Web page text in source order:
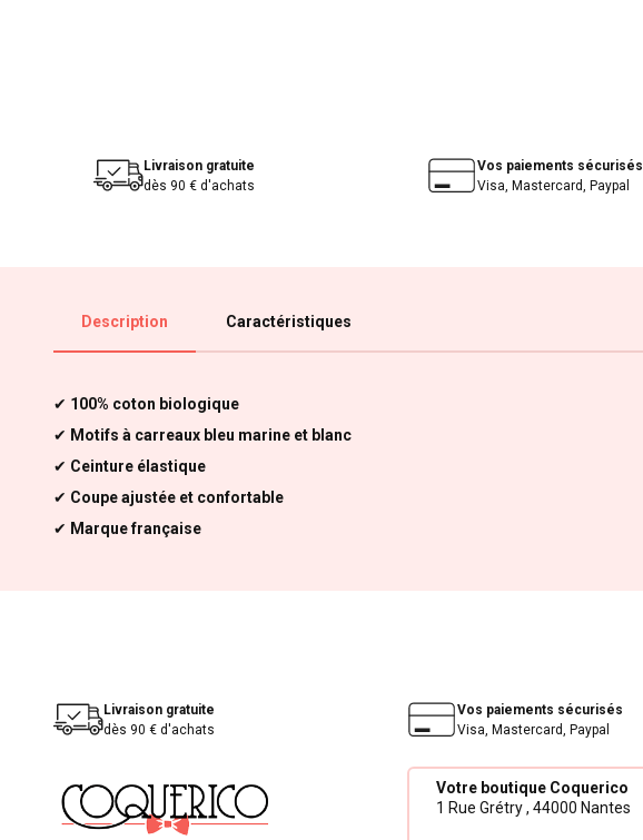
Livraison gratuite
dès 90 € d'achats
Vos paiements sécurisés
Visa, Mastercard, Paypal
Description Caractéristiques
✔ 100% coton biologique
✔ Motifs à carreaux bleu marine et blanc
✔ Ceinture élastique
✔ Coupe ajustée et confortable
✔ Marque française
Livraison gratuite
dès 90 € d'achats
Vos paiements sécurisés
Visa, Mastercard, Paypal
Votre boutique Coquerico
1 Rue Grétry , 44000 Nantes